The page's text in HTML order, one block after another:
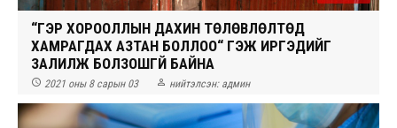
“ГЭР ХОРООЛЛЫН ДАХИН ТӨЛӨВЛӨЛТӨД
ХАМРАГДАХ АЗТАН БОЛЛОО“ ГЭЖ ИРГЭДИЙГ
ЗАЛИЛЖ БОЛЗОШГҮЙ БАЙНА
 2021 оны 8 сарын 03  нийтэлсэн: админ